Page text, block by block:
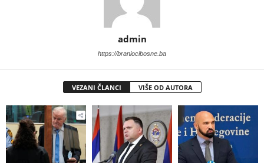
admin
https://braniocibosne.ba
VEZANI ČLANCI VIŠE OD AUTORA